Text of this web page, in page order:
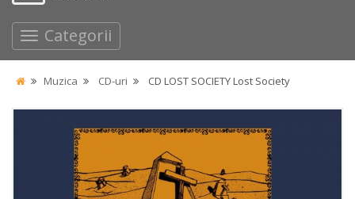
Categorii
Muzica CD-uri CD LOST SOCIETY Lost Society